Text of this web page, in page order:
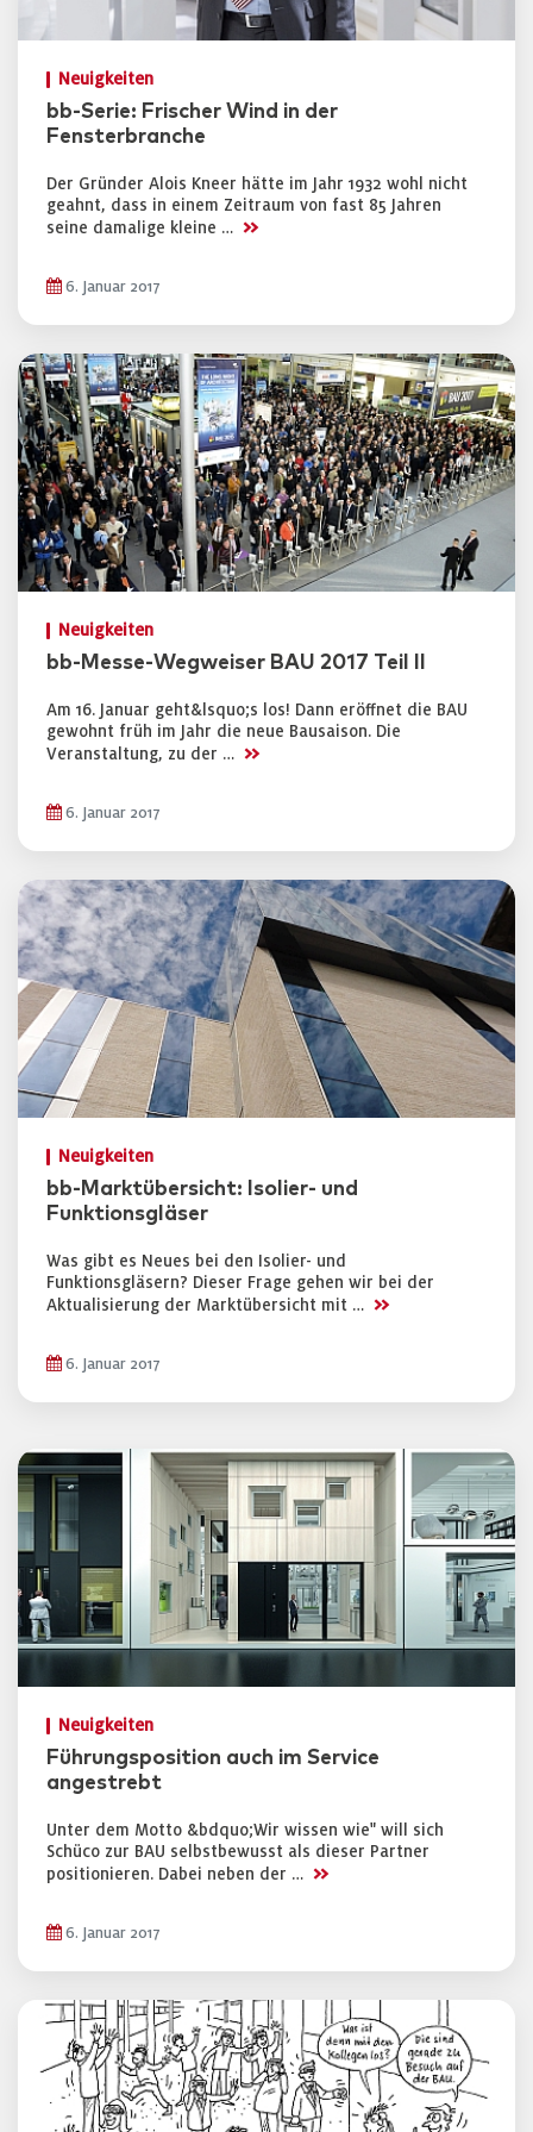
Neuigkeiten
bb-Serie: Frischer Wind in der
Fensterbranche
Der Gründer Alois Kneer hätte im Jahr 1932 wohl nicht
geahnt, dass in einem Zeitraum von fast 85 Jahren
seine damalige kleine … >>
6. Januar 2017
Neuigkeiten
bb-Messe-Wegweiser BAU 2017 Teil II
Am 16. Januar geht&lsquo;s los! Dann eröffnet die BAU
gewohnt früh im Jahr die neue Bausaison. Die
Veranstaltung, zu der … >>
6. Januar 2017
Neuigkeiten
bb-Marktübersicht: Isolier- und
Funktionsgläser
Was gibt es Neues bei den Isolier- und
Funktionsgläsern? Dieser Frage gehen wir bei der
Aktualisierung der Marktübersicht mit … >>
6. Januar 2017
Neuigkeiten
Führungsposition auch im Service
angestrebt
Unter dem Motto &bdquo;Wir wissen wie" will sich
Schüco zur BAU selbstbewusst als dieser Partner
positionieren. Dabei neben der … >>
6. Januar 2017